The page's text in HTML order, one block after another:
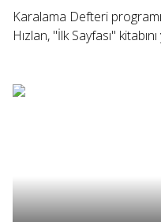
Karalama Defteri
Hızlan, "İlk Sayfası"